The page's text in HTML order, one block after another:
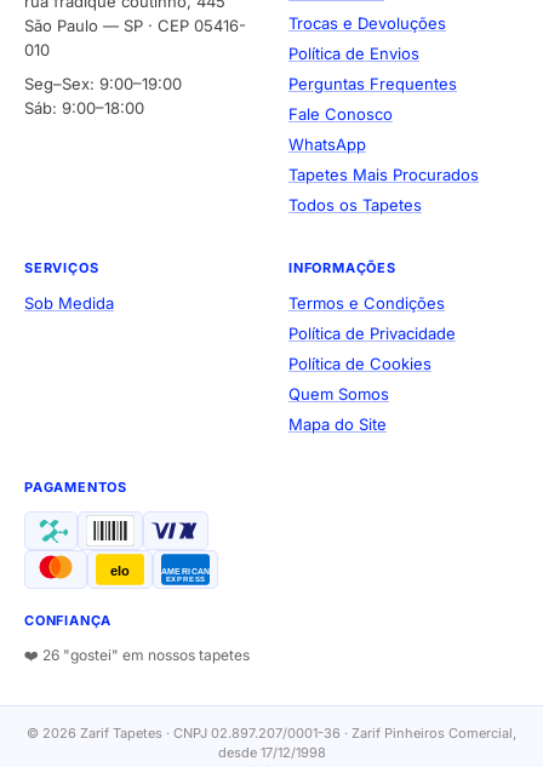
São Paulo — SP · CEP 05416-
010
Seg–Sex: 9:00–19:00
Sáb: 9:00–18:00
Trocas e Devoluções
Política de Envios
Perguntas Frequentes
Fale Conosco
WhatsApp
Tapetes Mais Procurados
Todos os Tapetes
SERVIÇOS
Sob Medida
INFORMAÇÕES
Termos e Condições
Política de Privacidade
Política de Cookies
Quem Somos
Mapa do Site
PAGAMENTOS
elo AMERICAN
EXPRESS
CONFIANÇA
❤️ 26 "gostei" em nossos tapetes
© 2026 Zarif Tapetes · CNPJ 02.897.207/0001-36 · Zarif Pinheiros Comercial,
desde 17/12/1998